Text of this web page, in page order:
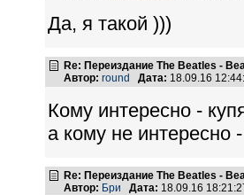
Да, я такой )))
Re: Переиздание The Beatles -
Автор: round Дата: 18.09.16
Кому интересно -
а кому не интересно
Re: Переиздание The Beatles -
Автор: Бри Дата: 18.09.16